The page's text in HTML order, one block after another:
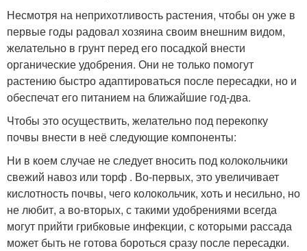
Несмотря на неприхотливость растения, чтобы он уже в
первые годы радовал хозяина своим внешним видом,
желательно в грунт перед его посадкой внести
органические удобрения. Они не только помогут
растению быстро адаптироваться после пересадки, но и
обеспечат его питанием на ближайшие год-два.
Чтобы это осуществить, желательно под перекопку
почвы внести в неё следующие компоненты:
Ни в коем случае не следует вносить под колокольчики
свежий навоз или торф . Во-первых, это увеличивает
кислотность почвы, чего колокольчик, хоть и несильно, но
не любит, а во-вторых, с такими удобрениями всегда
могут прийти грибковые инфекции, с которыми рассада
может быть не готова бороться сразу после пересадки.